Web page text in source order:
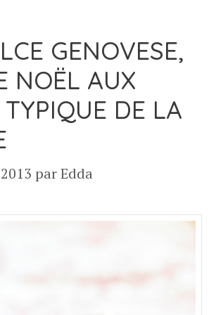
GENOVESE,
NOËL AUX
DE LA
parEdda